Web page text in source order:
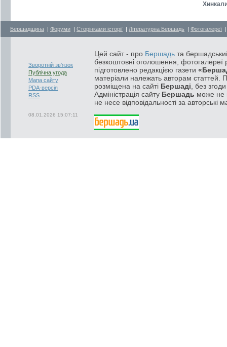
Бершадщина | Форуми | Сторінками історії | Літературна Бершадь | Фотогалереї
Зворотній зв'язок
Публічна угода
Мапа сайту
PDA-версія
RSS
08.01.2026 15:07:11
Цей сайт - про Бершадь та
безкоштовні оголошення, фотогалереї
підготовлено редакцією газети
матеріали належать авторам статтей.
розміщена на сайті Бершаді , без
Адміністрація сайту Бершадь може не
не несе відповідальності за авторські